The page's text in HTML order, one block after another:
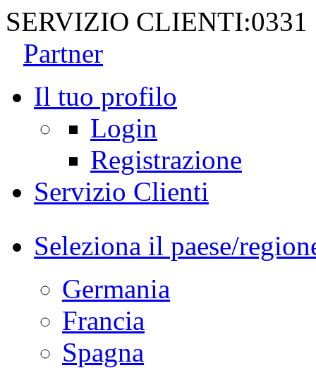
SERVIZIO CLIENTI:0331
Partner
Il tuo profilo
Login
Registrazione
Servizio Clienti
Seleziona il paese/
Germania
Francia
Spagna